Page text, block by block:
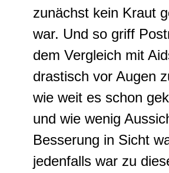
zunächst kein Kraut
war. Und so griff
dem Vergleich mit
drastisch vor Augen
wie weit es schon
und wie wenig
Besserung in Sicht
jedenfalls war zu